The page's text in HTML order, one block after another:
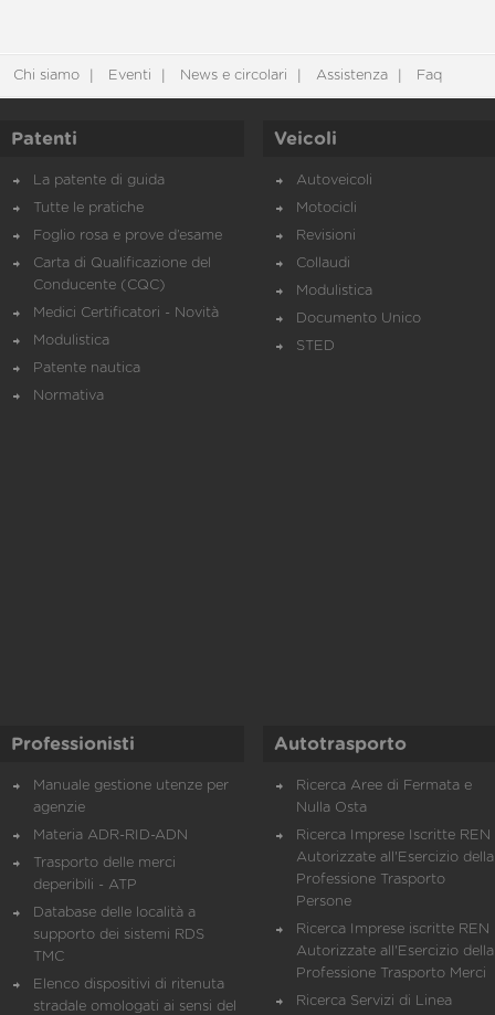
Chi siamo Eventi News e circolari Assistenza Faq
Patenti
La patente di guida
Tutte le pratiche
Foglio rosa e prove d’esame
Carta di Qualificazione del
Conducente (CQC)
Medici Certificatori - Novità
Modulistica
Patente nautica
Normativa
Veicoli
Autoveicoli
Motocicli
Revisioni
Collaudi
Modulistica
Documento Unico
STED
Professionisti
Manuale gestione utenze per
agenzie
Materia ADR-RID-ADN
Trasporto delle merci
deperibili - ATP
Database delle località a
supporto dei sistemi RDS
TMC
Elenco dispositivi di ritenuta
stradale omologati ai sensi del
Autotrasporto
Ricerca Aree di Fermata e
Nulla Osta
Ricerca Imprese Iscritte REN
Autorizzate all'Esercizio della
Professione Trasporto
Persone
Ricerca Imprese iscritte REN
Autorizzate all'Esercizio della
Professione Trasporto Merci
Ricerca Servizi di Linea